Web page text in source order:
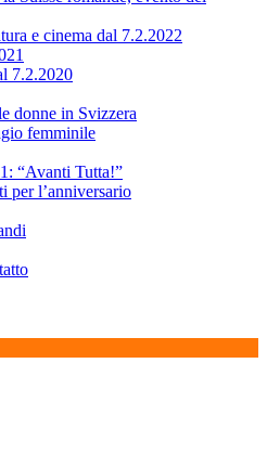
e cinema dal 7.2.2022
7.2.2020
donne in Svizzera
femminile
“Avanti Tutta!”
per l’anniversario